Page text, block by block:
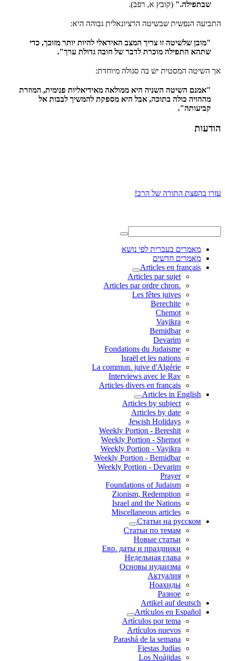
שבתפילה." (קובץ א, רפב).
התביעה הנפשית שבשיטה הרציונאלית גבוהה היא:
"מובן שלשיטה זו צריך המצב האידאלי להיות יותר מזוכך, כדי
שתהא התפילה מוכרת לדבר של חובה גדולת ערך".
אך השיטה המסטית יש בה סגולה מיוחדת:
"אמנם השיטה השניה היא ממולאה מאידיאליות פנימית, המוזרת
מההויה כולה בתוכה, אבל היא מספקת להמשיך לבבות אל
קביעותה".
הודעות
עזרו בהפצת התורה של הרב!
מאמרים בעברית לפי נושא
מאמרים חדשים
Articles en français
Articles par sujet
.Articles par ordre chron
Les fêtes juives
Berechite
Chemot
Vayikra
Bemidbar
Devarim
Fondations du Judaisme
Israël et les nations
La commun. juive d'Algérie
Interviews avec le Rav
Articles divers en français
Articles in English
Articles by subject
Articles by date
Jewish Holidays
Weekly Portion - Bereshit
Weekly Portion - Shemot
Weekly Portion - Vayikra
Weekly Portion - Bemidbar
Weekly Portion - Devarim
Prayer
Foundations of Judaism
Zionism, Redemption
Israel and the Nations
Miscellaneous articles
Статьи на русском
Статьи по темам
Новые статьи
Евр. даты и праздники
Недельная глава
Основы иудаизма
Актуалия
Ноахиды
Разное
Artikel auf deutsch
Artículos en Español
Artículos por tema
Artículos nuevos
Parashá de la semana
Fiestas Judías
Los Noájidas